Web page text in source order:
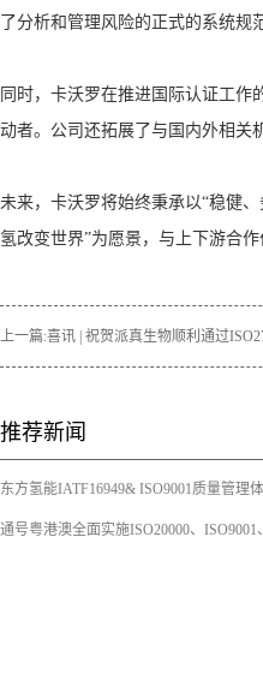
了分析和管理风险的正式的系统规
同时，卡沃罗在推进国际认证工作
动者。公司还拓展了与国内外相关
未来，卡沃罗将始终秉承以“稳健
氢改变世界”为愿景，与上下游合
上一篇:喜讯 | 祝贺派真生物顺利通过
推荐新闻
东方氢能IATF16949& ISO9001质量管理
通号粤港澳全面实施ISO20000、